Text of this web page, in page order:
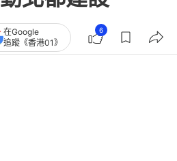
在Google
追蹤《香港01》
6